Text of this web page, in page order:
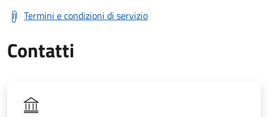
Termini e condizioni di servizio
Contatti